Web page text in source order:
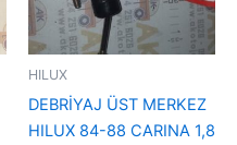
HILUX
DEBRİYAJ ÜST MERKEZ
HILUX 84-88 CARINA 1,8